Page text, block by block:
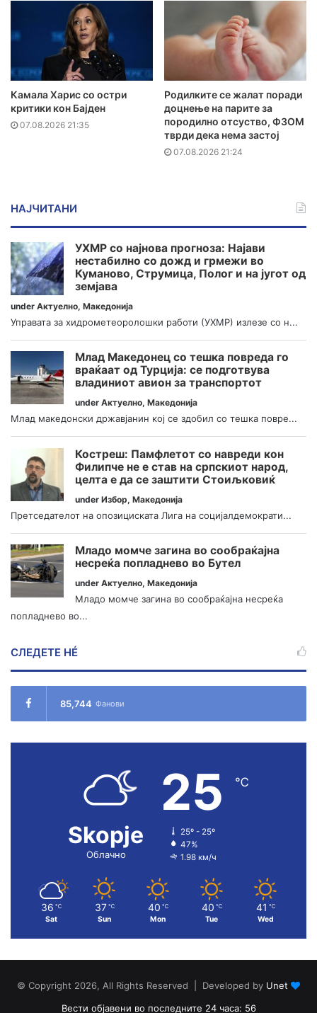
Камала Харис со остри
критики кон Бајден
07.08.2026 21:35
Родилките се жалат поради
доцнење на парите за
породилно отсуство, ФЗОМ
тврди дека нема застој
07.08.2026 21:24
НАЈЧИТАНИ
УХМР со најнова прогноза: Најави
нестабилно со дожд и грмежи во
Куманово, Струмица, Полог и на југот од
земјава
under Актуелно, Македонија
Управата за хидрометеоролошки работи (УХМР) излезе со н...
Млад Македонец со тешка повреда го
враќаат од Турција: се подготвува
владиниот авион за транспортот
under Актуелно, Македонија
Млад македонски државјанин кој се здобил со тешка повре...
Костреш: Памфлетот со навреди кон
Филипче не е став на српскиот народ,
целта е да се заштити Стоиљковиќ
under Избор, Македонија
Претседателот на опозициската Лига на социјалдемократи...
Младо момче загина во сообраќајна
несреќа попладнево во Бутел
under Актуелно, Македонија
Младо момче загина во сообраќајна несреќа
попладнево во...
СЛЕДЕТЕ НÉ
85,744 Фанови
Skopje
Облачно
25 ℃
25º - 25º
47%
1.98 км/ч
36 ℃
Sat
37 ℃
Sun
40 ℃
Mon
40 ℃
Tue
41 ℃
Wed
© Copyright 2026, All Rights Reserved | Developed by Unet
Вести објавени во последните 24 часа: 56